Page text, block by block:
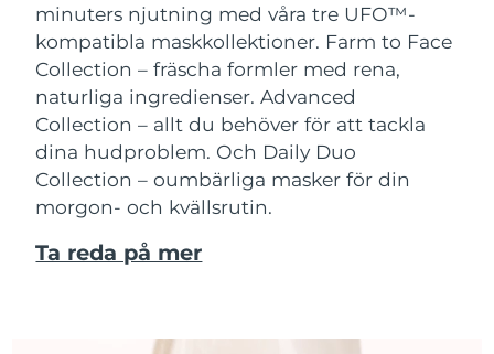
minuters njutning med våra tre UFO™-
kompatibla maskkollektioner. Farm to Face
Collection – fräscha formler med rena,
naturliga ingredienser. Advanced
Collection – allt du behöver för att tackla
dina hudproblem. Och Daily Duo
Collection – oumbärliga masker för din
morgon- och kvällsrutin.
Ta reda på mer